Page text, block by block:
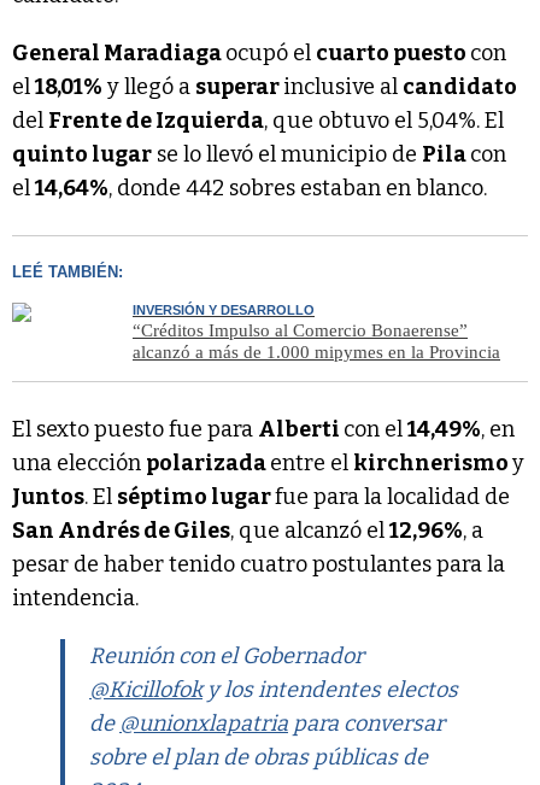
General Maradiagaocupó el cuarto puesto con
el18,01% y llegó a superarinclusive al candidato
del Frente de Izquierda, que obtuvo el 5,04%. El
quinto lugar se lo llevó el municipio de Pilacon
el14,64%, donde 442 sobres estaban en blanco.
LEÉ TAMBIÉN:
INVERSIÓN Y DESARROLLO
“Créditos Impulso al Comercio Bonaerense”
alcanzó a más de 1.000 mipymes en la Provincia
El sexto puesto fue para Alberti con el14,49%, en
una elección polarizadaentre el kirchnerismoy
Juntos. El séptimo lugarfue para la localidad de
San Andrés de Giles, que alcanzó el12,96%, a
pesar de haber tenido cuatro postulantes para la
intendencia.
Reunión con el Gobernador
@Kicillofoky los intendentes electos
de @unionxlapatria para conversar
sobre el plan de obras públicas de